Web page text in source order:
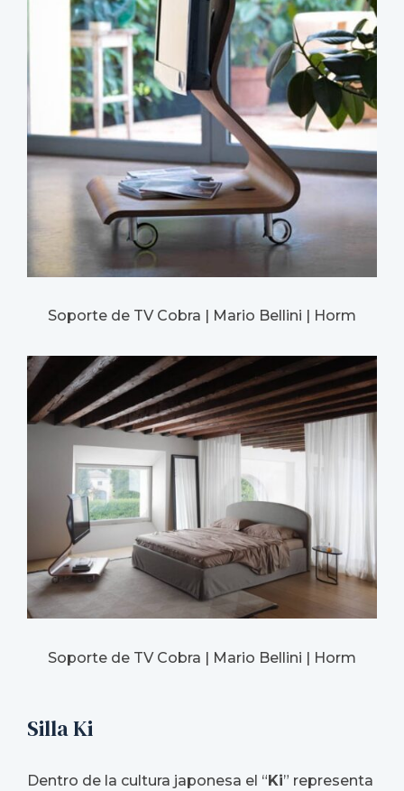
Soporte de TV Cobra | Mario Bellini | Horm
Soporte de TV Cobra | Mario Bellini | Horm
Silla Ki
Dentro de la cultura japonesa el “ Ki” representa